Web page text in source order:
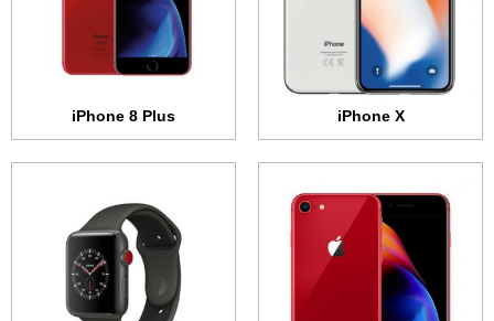
iPhone X
iPhone 8 Plus
الكاميرا:
المعالج:
سداسي النواة • 2.39 جيجاهرتز
البطارية:1821 مللي أمبير
عرض الموصفات ←
المعالج:ثنائي النواة 1 جيجاهرتز
البطارية:
عرض الموصفات ←
الشاشة:
الذاكرة الداخلية:
نظام التشغيل:
المعالج:ثنائي النواة 1 جيجاهرتز
الذاكرة الداخلية:16 جيجابايت
نظام التشغيل:
المعالج:ثنائي النواة 1 جيجاهرتز